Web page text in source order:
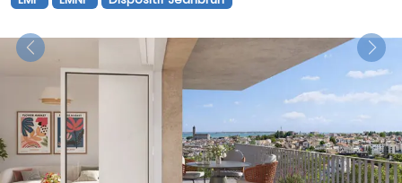
Previous
Next
VOIR SUR LA CARTE
Appartements du T1 au T4
à partir de
Nos autres appartements neufsà Royan